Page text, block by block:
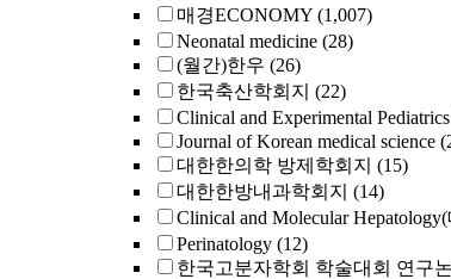
매경ECONOMY (1,007)
Neonatal medicine (28)
(월간)한우 (26)
한국축산학회지 (22)
Clinical and Experimental
Journal of Korean medical science
대한한의학 방제학회지 (15)
대한한방내과학회지 (14)
Clinical and Molecular
Perinatology (12)
한국고분자학회 학술대회 연구